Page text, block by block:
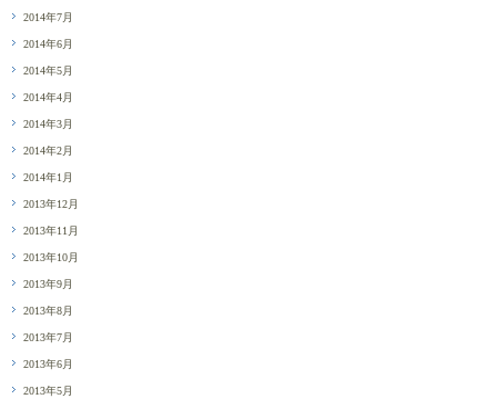
2014年7月
2014年6月
2014年5月
2014年4月
2014年3月
2014年2月
2014年1月
2013年12月
2013年11月
2013年10月
2013年9月
2013年8月
2013年7月
2013年6月
2013年5月